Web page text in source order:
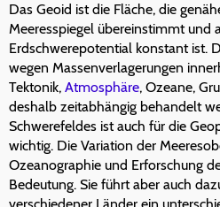
Das Geoid ist die Fläche, die
Meeresspiegel übereinstimmt und
Erdschwerepotential konstant ist.
wegen Massenverlagerungen
Tektonik, Atmosphäre, Ozeane,
deshalb zeitabhängig behandelt
Schwerefeldes ist auch für die
wichtig. Die Variation der
Ozeanographie und Erforschung
Bedeutung. Sie führt aber auch